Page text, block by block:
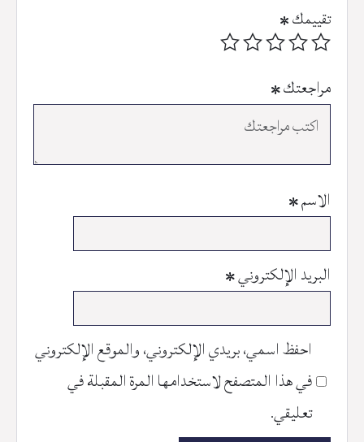
تقييمك*
مراجعتك*
الاسم*
البريد الإلكتروني*
احفظ اسمي، بريدي الإلكتروني، والموقع الإلكتروني
في هذا المتصفح لاستخدامها المرة المقبلة في
تعليقي.